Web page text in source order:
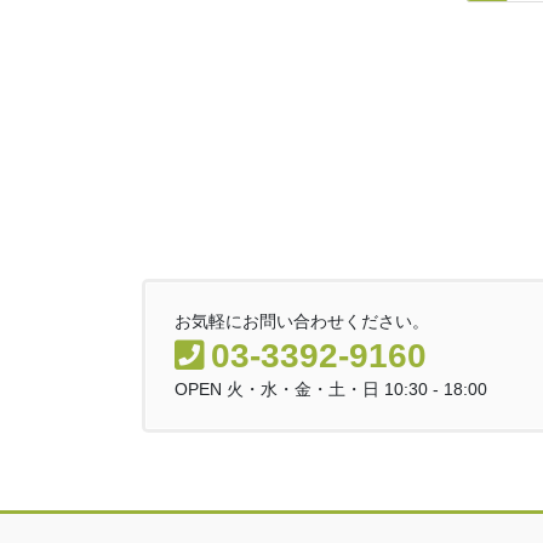
定
定
お気軽にお問い合わせください。
03-3392-9160
OPEN 火・水・金・土・日 10:30 - 18:00